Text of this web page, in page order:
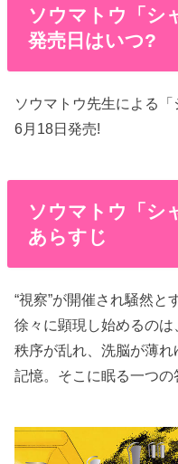
ソウマトウ「シ
発売日はいつ?
ソウマトウ先生による
6月18日発売!
ソウマトウ「シ
あらすじ
“視察”が開催され騒然と
徐々に顕現し始めるのは
秩序が乱れ、洗脳が薄
記憶。そこに眠る一つの